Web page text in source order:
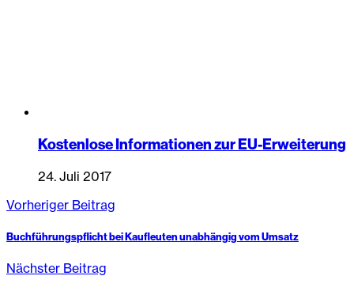
Kostenlose Informationen zur EU-Erweiterung
24. Juli 2017
Vorheriger Beitrag
Buchführungspflicht bei Kaufleuten unabhängig vom Umsatz
Nächster Beitrag